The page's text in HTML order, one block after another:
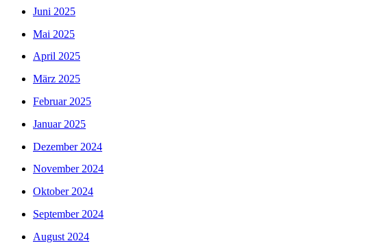
Juni 2025
Mai 2025
April 2025
März 2025
Februar 2025
Januar 2025
Dezember 2024
November 2024
Oktober 2024
September 2024
August 2024